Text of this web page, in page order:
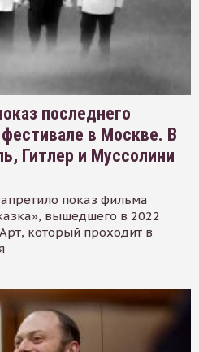
последнего
в Москве. В
Гитлер и Муссолини
показ фильма
вышедшего в 2022
который проходит в